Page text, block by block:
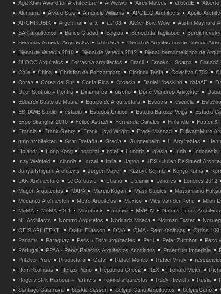
Aga Khan Award for Architecture
Ai Weiwei Aires Mateus al bordE
Alberto
Alemania
Álvaro Siza Amancio Williams APOLLO Architects
Apollo
ARCHIKUBIK
Argentina arte at.103 Atelier Bow-Wow
Austin Maynard
BAK arquitectos
Banco Ciudad Belgica Benedetta Tagliabue
Besonias Almeida Arquitectos
biblioteca
Bienal de Arquitectura de Buenos Aires
Bienal de Venecia 2010
Bienal de Venecia 2012
Bienal Iberoamericana de
BLOCO Arquitetos
Borrachia arquitectos Brasil Brooks + Scarpa
Canadá
Chile
China Christian de Portzamparc Clorindo Testa Colectivo C733
Corea
Corea del Sur Costa Rica Croacia Daniel Libeskind dataAE
Diller Scofidio + Renfro
Dinamarca diseño Dorte Mandrup Arkitekter
Dubai
Eduardo Souto de Moura
Equipo de Arquitectura Escocia escuela
ESRAWE Studio
estadio Estados Unidos Estudio Barozzi Veiga
Estudio
Expo Shanghai 2010
Felipe Assadi Fernanda Canales Finlandia
Foster &
Francia
Frank Gehry Frank Lloyd Wright Fredy Massad
FujiwaraMuro
gmp architekten
Gran Bretaña Grecia Guggenheim H Arquitectes
Holanda
Hong Kong hospital hotel Hungria iglesia India
Indonesia
Isay Weinfeld
Islandia Israel Italia Japón
JDS - Julien De Smedt
Junya Ishigami Architects
Jürgen Mayer Kazuyo Sejima Kengo Kuma
LAN Architecture
Le Corbusier Líbano Lituania Londres
Londres 2012
Magén Arquitectos
MAPA Marcio Kogan Mass Studies
Massimilano
Mecanoo Architecten
Metro Arquitetos Mexico Mies van der Rohe
Milan
MoMA
MoMA P.S.1 Morphosis museo MVRDV
Natura Futura
NL Architects
Nommo Arquitetos Norisada Maeda Norman Foster
OFIS ARHITEKTI
Olafur Eliasson OMA OMA - Rem Koolhaas
Ordos 100
Panamá
Paraguay Peris + Toral arquitectes Perú Peter Zumthor
Pezo
Portugal
PPAA - Pérez Palacios Arquitectos Asociados Praemium Imperiale
Pritzker Prize
Productora Qatar Rafael Moneo Rafael Viñoly
Rem Koolhaas
Renzo Piano República Checa REX Richard Meier
Rogers Stirk Harbour + Partners
rojkind arquitectos Rudy Ricciotti Rusia
Santiago Calatrava
Saskia Sassen Selgas Cano Arquitectos SelgasCano